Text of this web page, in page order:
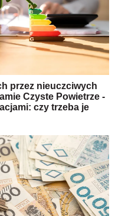
przez nieuczciwych
Czyste Powietrze -
czy trzeba je